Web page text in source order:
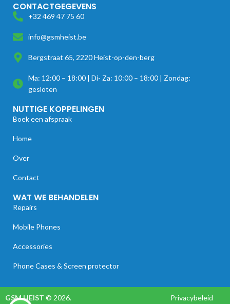
CONTACTGEGEVENS
+32 469 47 75 60
info@gsmheist.be
Bergstraat 65, 2220 Heist-op-den-berg
Ma: 12:00 – 18:00 | Di- Za: 10:00 – 18:00 | Zondag:
gesloten
NUTTIGE KOPPELINGEN
Boek een afspraak
Home
Over
Contact
WAT WE BEHANDELEN
Repairs
Mobile Phones
Accessories
Phone Cases & Screen protector
GSM HEIST © 2026. Privacybeleid